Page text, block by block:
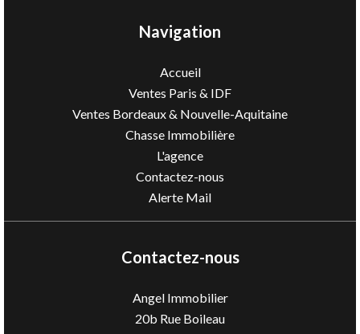
Navigation
Accueil
Ventes Paris & IDF
Ventes Bordeaux & Nouvelle-Aquitaine
Chasse Immobilière
L'agence
Contactez-nous
Alerte Mail
Contactez-nous
Angel Immobilier
20b Rue Boileau